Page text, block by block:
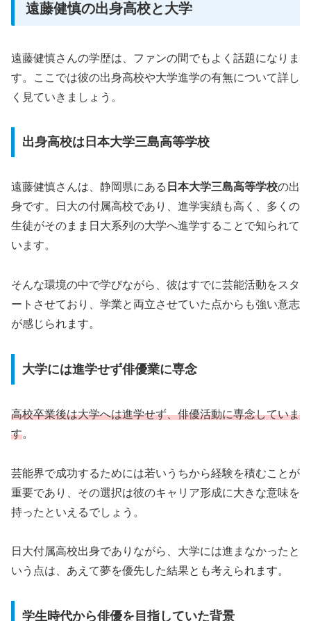
遠藤健慎の出身高校と大学
遠藤健慎さんの学歴は、ファンの間でもよく話題になりま
す。ここでは彼の出身高校や大学進学の有無について詳し
く見ていきましょう。
出身高校は日本大学三島高等学校
遠藤健慎さんは、静岡県にある 日本大学三島高等学校の出
身です。日大の付属高校であり、進学実績も高く、多くの
生徒がそのまま日大系列の大学へ進学することで知られて
います。
そんな環境の中で学びながら、彼はすでに芸能活動をスタ
ートさせており、学業と両立させていた点からも強い意志
が感じられます。
大学には進学せず俳優業に専念
高校卒業後は大学へは進学せず、俳優活動に専念していま
す。
芸能界で成功するためには若いうちから経験を積むことが
重要であり、その選択は彼のキャリア形成に大きな意味を
持ったといえるでしょう。
日大付属高校出身でありながら、大学には進まなかったと
いう点は、あえて夢を優先した結果とも考えられます。
学生時代から俳優を目指していた背景